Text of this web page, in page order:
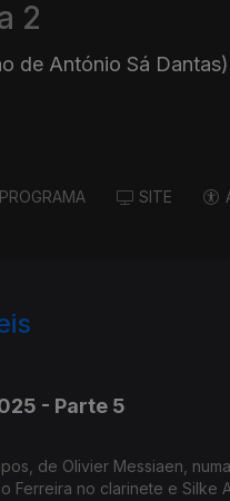
2
de António Sá Dantas)
SITE
- Parte 5
de Olivier Messiaen,
Ferreira no clarinete e Silke